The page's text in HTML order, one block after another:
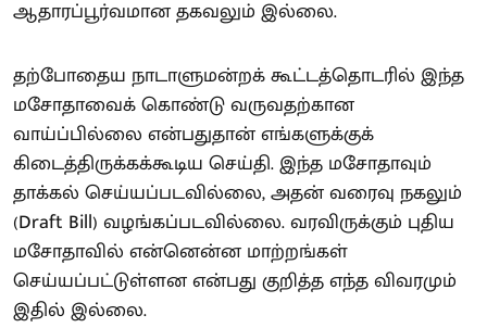
ஆதாரப்பூர்வமான தகவலும் இல்லை.
தற்போதைய நாடாளுமன்றக் கூட்டத்தொடரில் இந்த
மசோதாவைக் கொண்டு வருவதற்கான
வாய்ப்பில்லை என்பதுதான் எங்களுக்குக்
கிடைத்திருக்கக்கூடிய செய்தி. இந்த மசோதாவும்
தாக்கல் செய்யப்படவில்லை, அதன் வரைவு நகலும்
(Draft Bill) வழங்கப்படவில்லை. வரவிருக்கும் புதிய
மசோதாவில் என்னென்ன மாற்றங்கள்
செய்யப்பட்டுள்ளன என்பது குறித்த எந்த விவரமும்
இதில் இல்லை.